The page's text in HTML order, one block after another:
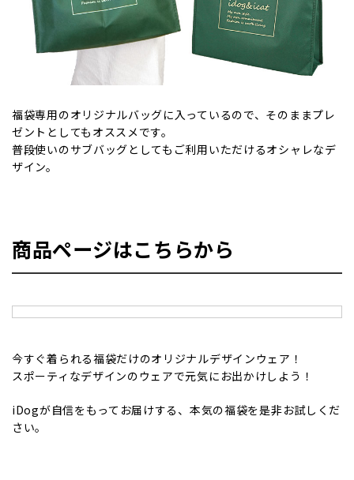
福袋専用のオリジナルバッグに入っているので、そのままプレ
ゼントとしてもオススメです。
普段使いのサブバッグとしてもご利用いただけるオシャレなデ
ザイン。
商品ページはこちらから
今すぐ着られる福袋だけのオリジナルデザインウェア！
スポーティなデザインのウェアで元気にお出かけしよう！
iDogが自信をもってお届けする、本気の福袋を是非お試しくだ
さい。